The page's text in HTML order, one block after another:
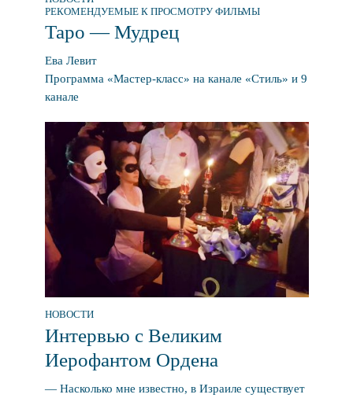
РЕКОМЕНДУЕМЫЕ К ПРОСМОТРУ ФИЛЬМЫ
Таро — Мудрец
Ева Левит
Программа «Мастер-класс» на канале «Стиль» и 9
канале
НОВОСТИ
Интервью с Великим
Иерофантом Ордена
— Насколько мне известно, в Израиле существует